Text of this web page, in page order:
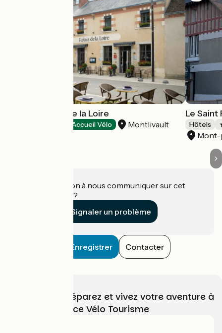
Hôtel le relais de la Loire
Accueil Vélo Montlivault
Le Saint
Hôtels
Mont-
Une information à nous communiquer sur cet
établissement ?
Signaler un problème
Enregistrer Contacter
Choisissez, préparez et vivez votre aventure à
vélo avec France Vélo Tourisme